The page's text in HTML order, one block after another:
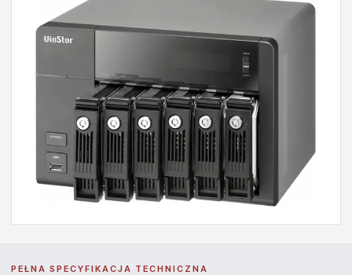
PEŁNA SPECYFIKACJA TECHNICZNA